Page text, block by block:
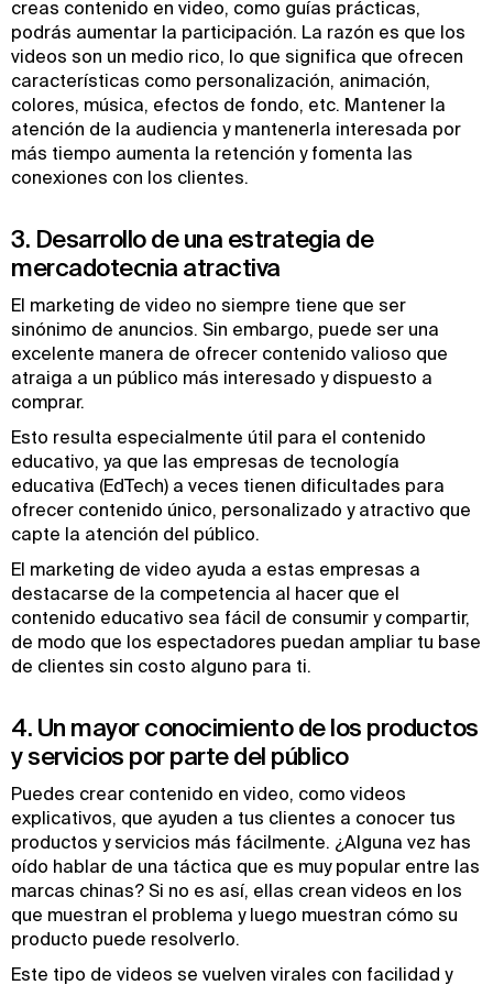
creas contenido en video, como guías prácticas,
podrás aumentar la participación. La razón es que los
videos son un medio rico, lo que significa que ofrecen
características como personalización, animación,
colores, música, efectos de fondo, etc. Mantener la
atención de la audiencia y mantenerla interesada por
más tiempo aumenta la retención y fomenta las
conexiones con los clientes.
3. Desarrollo de una estrategia de
mercadotecnia atractiva
El marketing de video no siempre tiene que ser
sinónimo de anuncios. Sin embargo, puede ser una
excelente manera de ofrecer contenido valioso que
atraiga a un público más interesado y dispuesto a
comprar.
Esto resulta especialmente útil para el contenido
educativo, ya que las empresas de tecnología
educativa (EdTech) a veces tienen dificultades para
ofrecer contenido único, personalizado y atractivo que
capte la atención del público.
El marketing de video ayuda a estas empresas a
destacarse de la competencia al hacer que el
contenido educativo sea fácil de consumir y compartir,
de modo que los espectadores puedan ampliar tu base
de clientes sin costo alguno para ti.
4. Un mayor conocimiento de los productos
y servicios por parte del público
Puedes crear contenido en video, como videos
explicativos, que ayuden a tus clientes a conocer tus
productos y servicios más fácilmente. ¿Alguna vez has
oído hablar de una táctica que es muy popular entre las
marcas chinas? Si no es así, ellas crean videos en los
que muestran el problema y luego muestran cómo su
producto puede resolverlo.
Este tipo de videos se vuelven virales con facilidad y